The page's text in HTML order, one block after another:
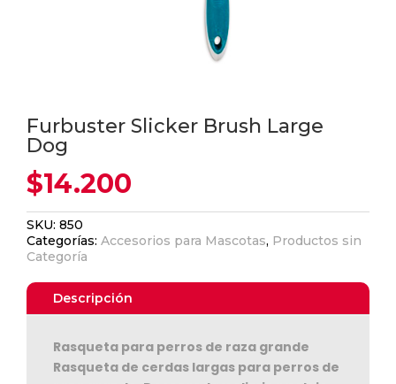
Furbuster Slicker Brush Large
Dog
$14.200
SKU:850
Categorías:Accesorios para Mascotas, Productos sin
Categoría
Descripción
Rasqueta para perros de raza grande
Rasqueta de cerdas largas para perros de